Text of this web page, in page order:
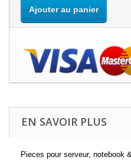
Ajouter au panier
EN SAVOIR PLUS
Pieces pour serveur, notebook